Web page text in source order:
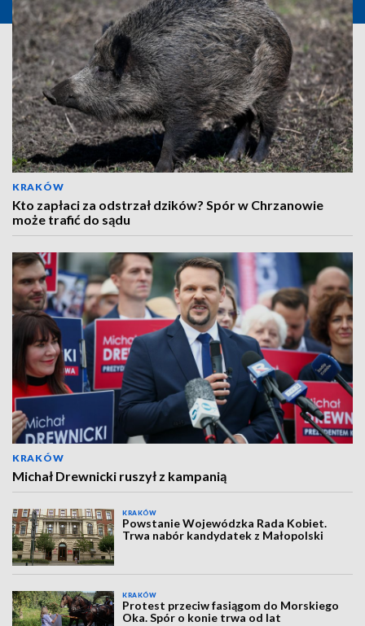
KRAKÓW
Kto zapłaci za odstrzał dzików? Spór w Chrzanowie
może trafić do sądu
KRAKÓW
Michał Drewnicki ruszył z kampanią
KRAKÓW
Powstanie Wojewódzka Rada Kobiet.
Trwa nabór kandydatek z Małopolski
KRAKÓW
Protest przeciw fasiągom do Morskiego
Oka. Spór o konie trwa od lat